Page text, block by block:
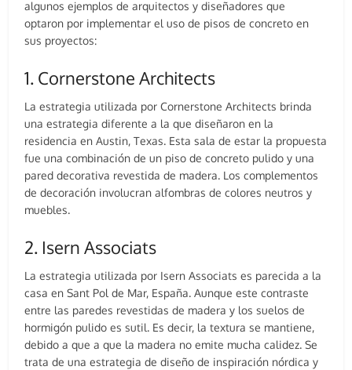
algunos ejemplos de arquitectos y diseñadores que
optaron por implementar el uso de pisos de concreto en
sus proyectos:
1. Cornerstone Architects
La estrategia utilizada por Cornerstone Architects brinda
una estrategia diferente a la que diseñaron en la
residencia en Austin, Texas. Esta sala de estar la propuesta
fue una combinación de un piso de concreto pulido y una
pared decorativa revestida de madera. Los complementos
de decoración involucran alfombras de colores neutros y
muebles.
2. Isern Associats
La estrategia utilizada por Isern Associats es parecida a la
casa en Sant Pol de Mar, España. Aunque este contraste
entre las paredes revestidas de madera y los suelos de
hormigón pulido es sutil. Es decir, la textura se mantiene,
debido a que a que la madera no emite mucha calidez. Se
trata de una estrategia de diseño de inspiración nórdica y